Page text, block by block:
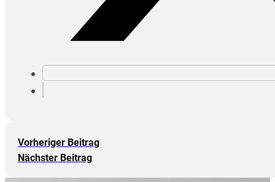
Vorheriger Beitrag
Nächster Beitrag